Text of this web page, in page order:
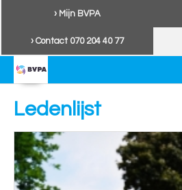
› Mijn BVPA
› Contact 070 204 40 77
Ledenlijst